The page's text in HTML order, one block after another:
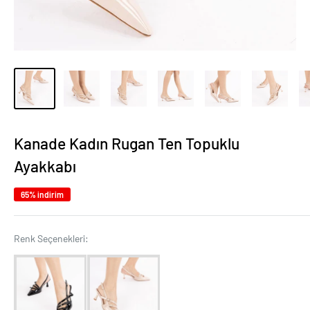
Kanade Kadın Rugan Ten Topuklu
Ayakkabı
65% indirim
Renk Seçenekleri: